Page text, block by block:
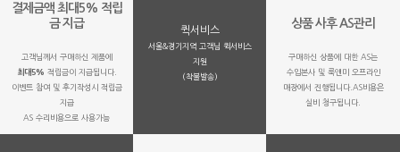
결제금액 최대5% 적립
금 지급
고객님께서 구매하신 제품에
최대5% 적립금이 지급됩니다.
이벤트 참여 및 후기작성시 적립금
지급
AS 수리비용으로 사용가능
퀵서비스
서울&경기지역 고객님 퀵서비스
지원
(착불발송)
상품 사후 AS관리
구매하신 상품에 대한 AS는
수입본사 및 룩앤미 오프라인
매장에서 진행됩니다.AS비용은
실비 청구됩니다.